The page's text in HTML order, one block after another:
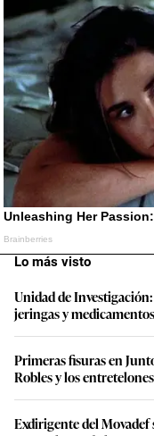
Lo más visto
Unidad de
jeringas y
Primeras fisuras en
Robles y los
Exdirigente del Movadef